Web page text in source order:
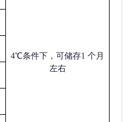
4℃条件下，可储存1 个月
左右